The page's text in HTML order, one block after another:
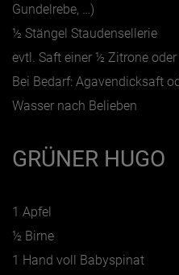
Gundelrebe, …)
½ Stängel Staudensellerie
evtl. Saft einer ½ Zitrone oder
Bei Bedarf: Agavendicksaft
Wasser nach Belieben
GRÜNER HUGO
1 Apfel
½ Birne
1 Hand voll Babyspinat